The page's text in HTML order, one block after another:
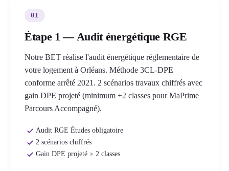
01
Étape 1 — Audit énergétique RGE
Notre BET réalise l'audit énergétique réglementaire de
votre logement à Orléans. Méthode 3CL-DPE
conforme arrêté 2021. 2 scénarios travaux chiffrés avec
gain DPE projeté (minimum +2 classes pour MaPrime
Parcours Accompagné).
Audit RGE Études obligatoire
2 scénarios chiffrés
Gain DPE projeté ≥ 2 classes